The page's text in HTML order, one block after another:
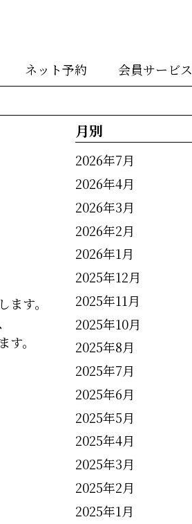
ネット予約 会員サービス
す。
。
月別
2026年7月
2026年4月
2026年3月
2026年2月
2026年1月
2025年12月
2025年11月
2025年10月
2025年8月
2025年7月
2025年6月
2025年5月
2025年4月
2025年3月
2025年2月
2025年1月